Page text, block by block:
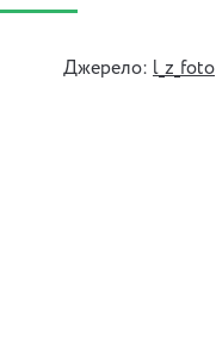
Джерело: l_z_foto